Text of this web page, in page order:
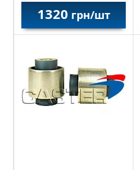
1320 грн/шт